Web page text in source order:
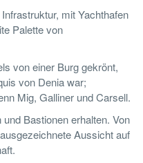
mit Yachthafen
Palette von
von einer Burg gekrönt,
von Denia war;
Mig, Galliner und Carsell.
Bastionen erhalten. Von
Aussicht auf